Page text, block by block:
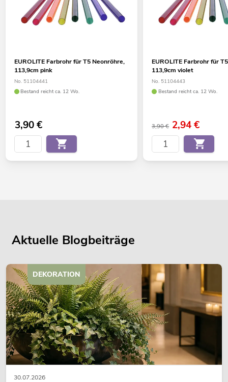
EUROLITE Farbrohr für T5 Neonröhre,
113,9cm pink
No. 51104441
Bestand reicht ca. 12 Wo.
3,90€
EUROLITE Farbrohr für
113,9cm violet
No. 51104443
Bestand reicht ca. 12 Wo.
3,90 € 2,94€
Aktuelle Blogbeiträge
30.07.2026
DEKORATION